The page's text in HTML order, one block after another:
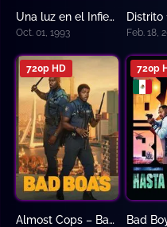
7.8Una luz en el Infierno – Un Cuento en el Bronx
Oct. 01, 1993 Feb. 18,
0
720p HD
Almost Cops – Bad Boas
720p